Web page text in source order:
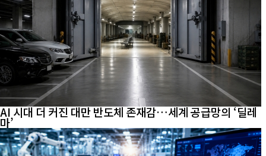
AI 시대 더 커진 대만 반도체 존재감…세계 공급망의 ‘딜레
마’